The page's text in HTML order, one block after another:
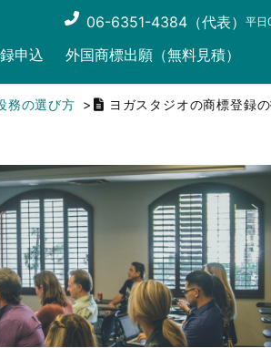
06-6351-4384（代表） 平
申込 外国商標出願（無料見積）
務の選び方 ヨガスタジオの商標登録